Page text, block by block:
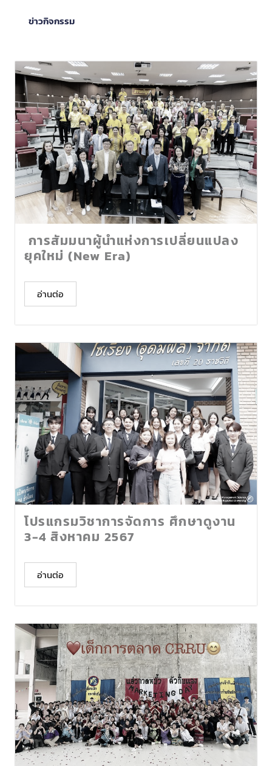
ข่าวกิจกรรม
การสัมมนาผู้นำแห่งการเปลี่ยนแปลง
ยุคใหม่ (New Era)
อ่านต่อ
โปรแกรมวิชาการจัดการ ศึกษาดูงาน
3-4 สิงหาคม 2567
อ่านต่อ